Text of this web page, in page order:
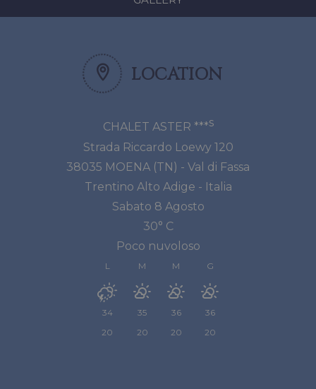
LOCATION
CHALET ASTER ***s
Strada Riccardo Loewy 120
38035 MOENA (TN) - Val di Fassa
Trentino Alto Adige - Italia
Sabato 8 Agosto
30° C
Poco nuvoloso
L
34
20
M
35
20
M
36
20
G
36
20